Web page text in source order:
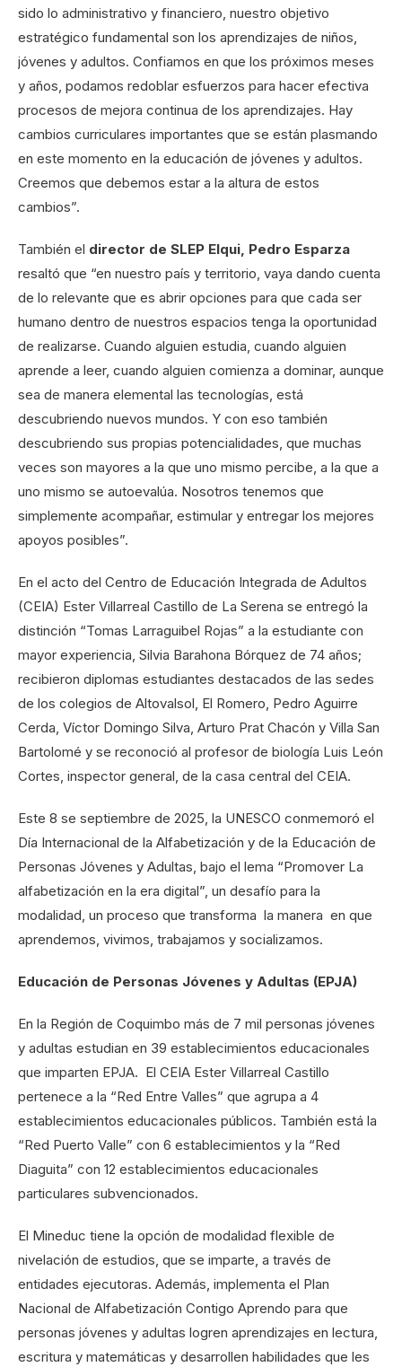
sido lo administrativo y financiero, nuestro objetivo
estratégico fundamental son los aprendizajes de niños,
jóvenes y adultos. Confiamos en que los próximos meses
y años, podamos redoblar esfuerzos para hacer efectiva
procesos de mejora continua de los aprendizajes. Hay
cambios curriculares importantes que se están plasmando
en este momento en la educación de jóvenes y adultos.
Creemos que debemos estar a la altura de estos
cambios”.
También el director de SLEP Elqui, Pedro Esparza
resaltó que “en nuestro país y territorio, vaya dando cuenta
de lo relevante que es abrir opciones para que cada ser
humano dentro de nuestros espacios tenga la oportunidad
de realizarse. Cuando alguien estudia, cuando alguien
aprende a leer, cuando alguien comienza a dominar, aunque
sea de manera elemental las tecnologías, está
descubriendo nuevos mundos. Y con eso también
descubriendo sus propias potencialidades, que muchas
veces son mayores a la que uno mismo percibe, a la que a
uno mismo se autoevalúa. Nosotros tenemos que
simplemente acompañar, estimular y entregar los mejores
apoyos posibles”.
En el acto del Centro de Educación Integrada de Adultos
(CEIA) Ester Villarreal Castillo de La Serena se entregó la
distinción “Tomas Larraguibel Rojas” a la estudiante con
mayor experiencia, Silvia Barahona Bórquez de 74 años;
recibieron diplomas estudiantes destacados de las sedes
de los colegios de Altovalsol, El Romero, Pedro Aguirre
Cerda, Víctor Domingo Silva, Arturo Prat Chacón y Villa San
Bartolomé y se reconoció al profesor de biología Luis León
Cortes, inspector general, de la casa central del CEIA.
Este 8 se septiembre de 2025, la UNESCO conmemoró el
Día Internacional de la Alfabetización y de la Educación de
Personas Jóvenes y Adultas, bajo el lema “Promover La
alfabetización en la era digital”, un desafío para la
modalidad, un proceso que transforma la manera en que
aprendemos, vivimos, trabajamos y socializamos.
Educación de Personas Jóvenes y Adultas (EPJA)
En la Región de Coquimbo más de 7 mil personas jóvenes
y adultas estudian en 39 establecimientos educacionales
que imparten EPJA. El CEIA Ester Villarreal Castillo
pertenece a la “Red Entre Valles” que agrupa a 4
establecimientos educacionales públicos. También está la
“Red Puerto Valle” con 6 establecimientos y la “Red
Diaguita” con 12 establecimientos educacionales
particulares subvencionados.
El Mineduc tiene la opción de modalidad flexible de
nivelación de estudios, que se imparte, a través de
entidades ejecutoras. Además, implementa el Plan
Nacional de Alfabetización Contigo Aprendo para que
personas jóvenes y adultas logren aprendizajes en lectura,
escritura y matemáticas y desarrollen habilidades que les